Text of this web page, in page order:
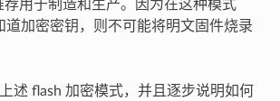
用于制造和生产。因为在这种模式
道加密密钥，则不可能将明文固件烧录
述 flash 加密模式，并且逐步说明如何